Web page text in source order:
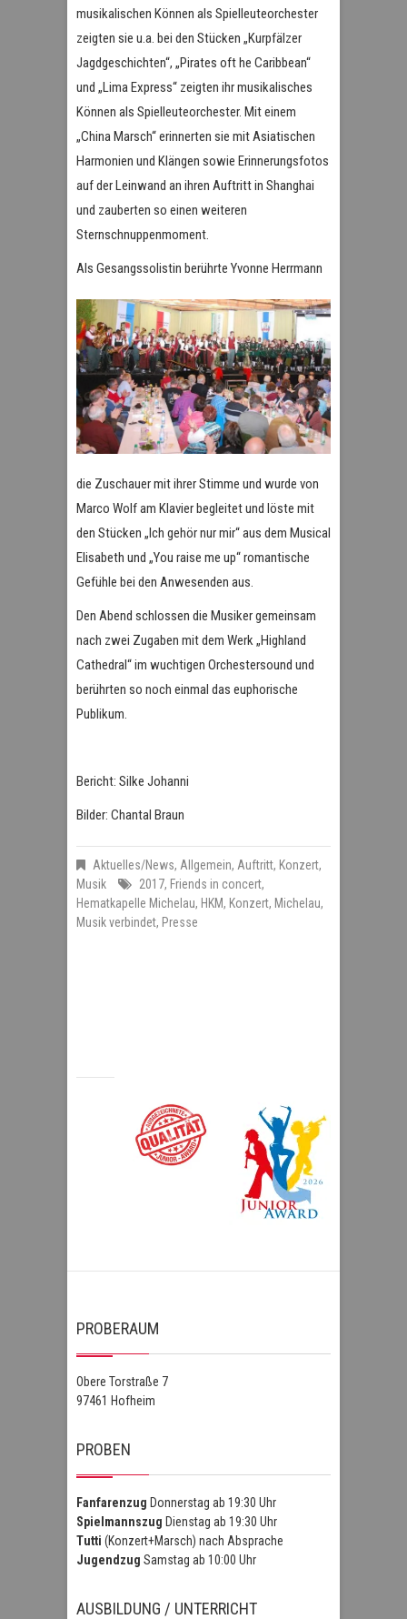
musikalischen Können als Spielleuteorchester
zeigten sie u.a. bei den Stücken „Kurpfälzer
Jagdgeschichten“, „Pirates oft he Caribbean“
und „Lima Express“ zeigten ihr musikalisches
Können als Spielleuteorchester. Mit einem
„China Marsch“ erinnerten sie mit Asiatischen
Harmonien und Klängen sowie Erinnerungsfotos
auf der Leinwand an ihren Auftritt in Shanghai
und zauberten so einen weiteren
Sternschnuppenmoment.
Als Gesangssolistin berührte Yvonne Herrmann
die Zuschauer mit ihrer Stimme und wurde von
Marco Wolf am Klavier begleitet und löste mit
den Stücken „Ich gehör nur mir“ aus dem Musical
Elisabeth und „You raise me up“ romantische
Gefühle bei den Anwesenden aus.
Den Abend schlossen die Musiker gemeinsam
nach zwei Zugaben mit dem Werk „Highland
Cathedral“ im wuchtigen Orchestersound und
berührten so noch einmal das euphorische
Publikum.
Bericht: Silke Johanni
Bilder: Chantal Braun
Aktuelles/News, Allgemein, Auftritt, Konzert,
Musik
2017, Friends in concert,
Hematkapelle Michelau, HKM, Konzert, Michelau,
Musik verbindet, Presse
PROBERAUM
Obere Torstraße 7
97461 Hofheim
PROBEN
Fanfarenzug Donnerstag ab 19:30 Uhr
Spielmannszug Dienstag ab 19:30 Uhr
Tutti (Konzert+Marsch) nach Absprache
Jugendzug Samstag ab 10:00 Uhr
AUSBILDUNG / UNTERRICHT